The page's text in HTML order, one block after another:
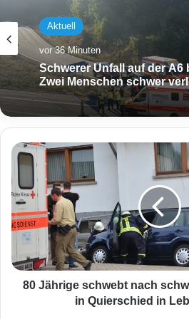
Aktuell
vor 36 Minuten
Schwerer Unfall auf der A6
Zwei Menschen schwer
8
J
ä
h
r
e
80 Jährige schwebt nach
in Quierschied in